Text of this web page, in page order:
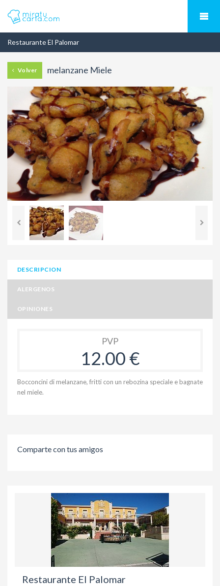
Restaurante El Palomar
Volver melanzane Miele
DESCRIPCION
ALERGENOS
OPINIONES
PVP
12.00 €
Bocconcini di melanzane, fritti con un rebozina speciale e bagnate
nel miele.
Comparte con tus amigos
Restaurante El Palomar